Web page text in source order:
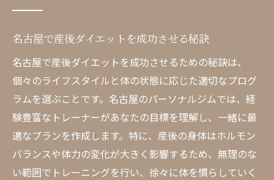
名古屋で産後ダイエットを成功させる秘訣
名古屋で産後ダイエットを成功させるための秘訣は、
個々のライフスタイルと体の状態に応じた適切なプログ
ラムを選ぶことです。名古屋のパーソナルジムでは、経
験豊富なトレーナーがあなたの目標を理解し、一緒に最
適なプランを作成します。特に、産後の身体はホルモン
バランスや体力の変化が大きく影響するため、無理のな
い範囲でトレーニングを行い、徐々に体を慣らしていく